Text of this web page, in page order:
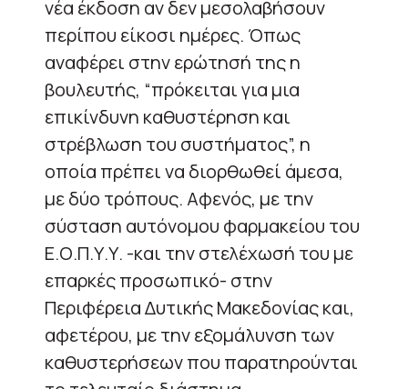
νέα έκδοση αν δεν μεσολαβήσουν
περίπου είκοσι ημέρες. Όπως
αναφέρει στην ερώτησή της η
βουλευτής, “πρόκειται για μια
επικίνδυνη καθυστέρηση και
στρέβλωση του συστήματος”, η
οποία πρέπει να διορθωθεί άμεσα,
με δύο τρόπους. Αφενός, με την
σύσταση αυτόνομου φαρμακείου του
Ε.Ο.Π.Υ.Υ. -και την στελέχωσή του με
επαρκές προσωπικό- στην
Περιφέρεια Δυτικής Μακεδονίας και,
αφετέρου, με την εξομάλυνση των
καθυστερήσεων που παρατηρούνται